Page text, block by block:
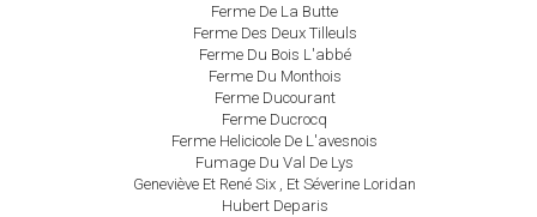
Ferme De La Butte
Ferme Des Deux Tilleuls
Ferme Du Bois L'abbé
Ferme Du Monthois
Ferme Ducourant
Ferme Ducrocq
Ferme Helicicole De L'avesnois
Fumage Du Val De Lys
Geneviève Et René Six , Et Séverine Loridan
Hubert Deparis